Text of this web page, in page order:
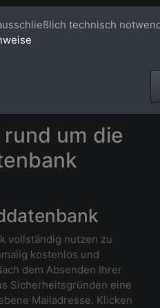
Bildagentur
um die
vollständig nutzen zu
kostenlos und
dem Absenden Ihrer
Sicherheitsgründen eine
Mailadresse. Klicken
technisch